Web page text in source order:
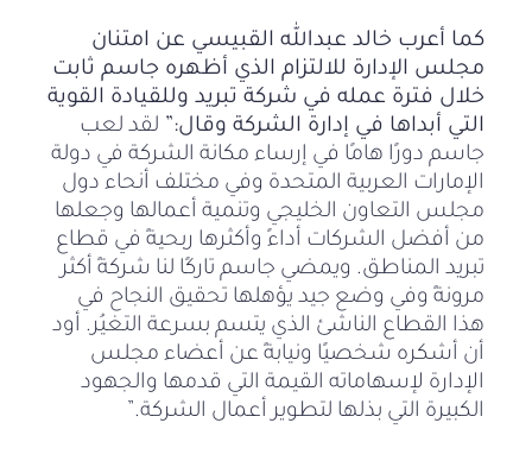
كما أعرب خالد عبدالله القبيسي عن امتنان
مجلس الإدارة للالتزام الذي أظهره جاسم ثابت
خلال فترة عمله في شركة تبريد وللقيادة القوية
التي أبداها في إدارة الشركة وقال:” لقد لعب
جاسم دورًا هامًا في إرساء مكانة الشركة في دولة
الإمارات العربية المتحدة وفي مختلف أنحاء دول
مجلس التعاون الخليجي وتنمية أعمالها وجعلها
من أفضل الشركات أداءً وأكثرها ربحيةً في قطاع
تبريد المناطق. ويمضي جاسم تاركًا لنا شركةً أكثر
مرونةً وفي وضع جيد يؤهلها تحقيق النجاح في
هذا القطاع الناشئ الذي يتسم بسرعة التغيُر. أود
أن أشكره شخصيًا ونيابةً عن أعضاء مجلس
الإدارة لإسهاماته القيمة التي قدمها والجهود
الكبيرة التي بذلها لتطوير أعمال الشركة.”